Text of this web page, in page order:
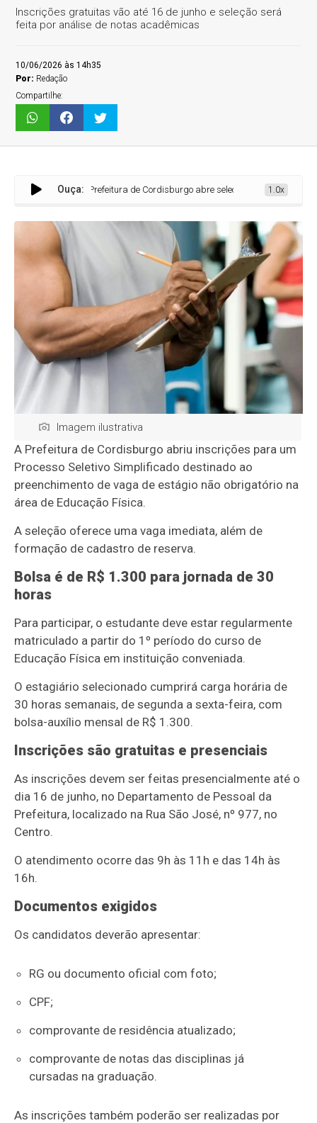
Inscrições gratuitas vão até 16 de junho e seleção será
feita por análise de notas acadêmicas
10/06/2026 às 14h35
Por: Redação
Compartilhe:
Ouça:
Prefeitura de Cordisburgo abre seleção para estágio em Educação
1.0x
Imagem ilustrativa
A Prefeitura de Cordisburgo abriu inscrições para um
Processo Seletivo Simplificado destinado ao
preenchimento de vaga de estágio não obrigatório na
área de Educação Física.
A seleção oferece uma vaga imediata, além de
formação de cadastro de reserva.
Bolsa é de R$ 1.300 para jornada de 30
horas
Para participar, o estudante deve estar regularmente
matriculado a partir do 1º período do curso de
Educação Física em instituição conveniada.
O estagiário selecionado cumprirá carga horária de
30 horas semanais, de segunda a sexta-feira, com
bolsa-auxílio mensal de R$ 1.300.
Inscrições são gratuitas e presenciais
As inscrições devem ser feitas presencialmente até o
dia 16 de junho, no Departamento de Pessoal da
Prefeitura, localizado na Rua São José, nº 977, no
Centro.
O atendimento ocorre das 9h às 11h e das 14h às
16h.
Documentos exigidos
Os candidatos deverão apresentar:
RG ou documento oficial com foto;
CPF;
comprovante de residência atualizado;
comprovante de notas das disciplinas já
cursadas na graduação.
As inscrições também poderão ser realizadas por